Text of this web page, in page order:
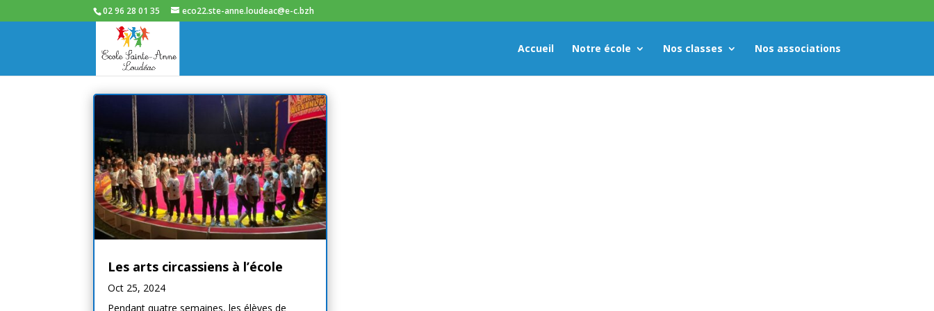
02 96 28 01 35 eco22.ste-anne.loudeac@e-c.bzh
Accueil Notre école Nos classes Nos associations
Les arts circassiens à l’école
Oct 25, 2024
Pendant quatre semaines, les élèves de